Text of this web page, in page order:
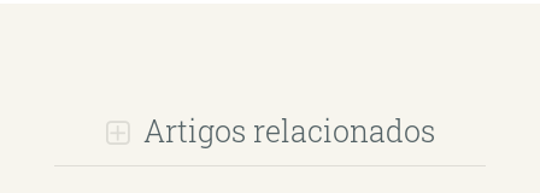
Artigos relacionados